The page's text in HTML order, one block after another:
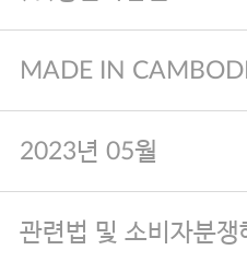
MADE IN
2023년 05월
관련법 및 소비자분